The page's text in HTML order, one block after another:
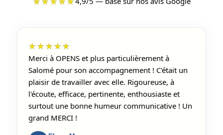
★★★★★
Merci à OPENS et plus particulièrement à
Salomé pour son accompagnement ! C'était un
plaisir de travailler avec elle. Rigoureuse, à
l'écoute, efficace, pertinente, enthousiaste et
surtout une bonne humeur communicative ! Un
grand MERCI !